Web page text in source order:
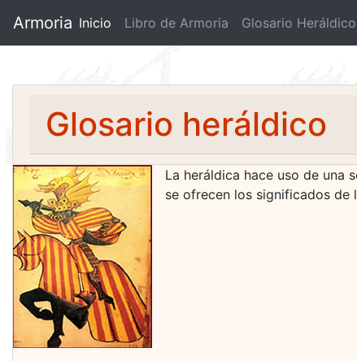
Armoria Inicio (current)
Libro de Armoria Glosario Heráldico
Glosario heráldico
La heráldica hace uso de una
se ofrecen los significados de